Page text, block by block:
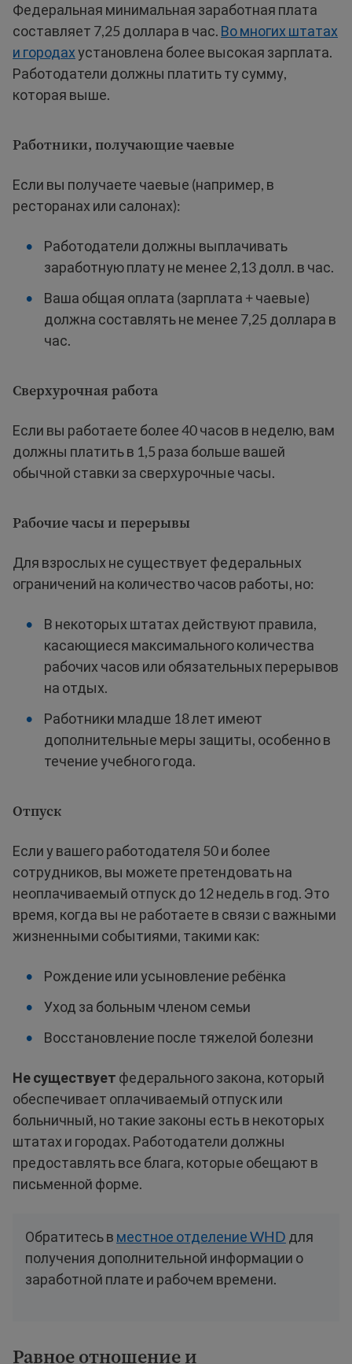
Федеральная минимальная заработная плата
составляет 7,25 доллара в час. Во многих штатах
и городахустановлена более высокая зарплата.
Работодатели должны платить ту сумму,
которая выше.
Работники, получающие чаевые
Если вы получаете чаевые (например, в
ресторанах или салонах):
Работодатели должны выплачивать
заработную плату не менее 2,13 долл. в час.
Ваша общая оплата (зарплата + чаевые)
должна составлять не менее 7,25 доллара в
час.
Сверхурочная работа
Если вы работаете более 40 часов в неделю, вам
должны платить в 1,5 раза больше вашей
обычной ставки за сверхурочные часы.
Рабочие часы и перерывы
Для взрослых не существует федеральных
ограничений на количество часов работы, но:
В некоторых штатах действуют правила,
касающиеся максимального количества
рабочих часов или обязательных перерывов
на отдых.
Работники младше 18 лет имеют
дополнительные меры защиты, особенно в
течение учебного года.
Отпуск
Если у вашего работодателя 50 и более
сотрудников, вы можете претендовать на
неоплачиваемый отпуск до 12 недель в год. Это
время, когда вы не работаете в связи с важными
жизненными событиями, такими как:
Рождение или усыновление ребёнка
Уход за больным членом семьи
Восстановление после тяжелой болезни
Не существует федерального закона, который
обеспечивает оплачиваемый отпуск или
больничный, но такие законы есть в некоторых
штатах и городах. Работодатели должны
предоставлять все блага, которые обещают в
письменной форме.
Обратитесь в местное отделение WHD для
получения дополнительной информации о
заработной плате и рабочем времени.
Равное отношение и